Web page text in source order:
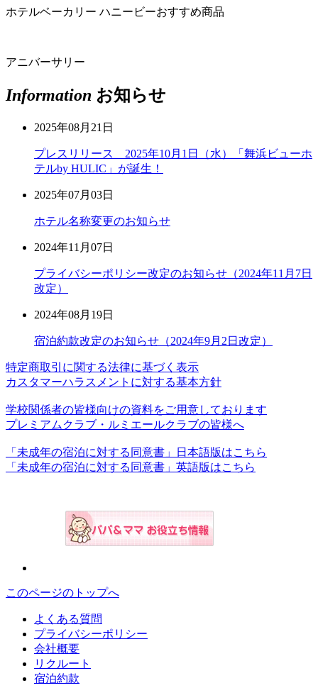
ホテルベーカリー ハニービーおすすめ商品
アニバーサリー
Information お知らせ
2025年08月21日
プレスリリース 2025年10月1日（水）「舞浜ビューホ
テルby HULIC」が誕生！
2025年07月03日
ホテル名称変更のお知らせ
2024年11月07日
プライバシーポリシー改定のお知らせ（2024年11月7日
改定）
2024年08月19日
宿泊約款改定のお知らせ（2024年9月2日改定）
特定商取引に関する法律に基づく表示
カスタマーハラスメントに対する基本方針
学校関係者の皆様向けの資料をご用意しております
プレミアムクラブ・ルミエールクラブの皆様へ
「未成年の宿泊に対する同意書」日本語版はこちら
「未成年の宿泊に対する同意書」英語版はこちら
このページのトップへ
よくある質問
プライバシーポリシー
会社概要
リクルート
宿泊約款